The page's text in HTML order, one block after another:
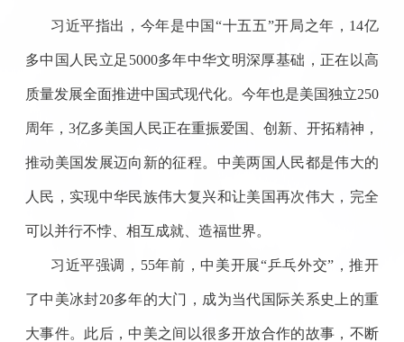
习近平指出，今年是中国“十五五”开局之年，14亿
多中国人民立足5000多年中华文明深厚基础，正在以高
质量发展全面推进中国式现代化。今年也是美国独立250
周年，3亿多美国人民正在重振爱国、创新、开拓精神，
推动美国发展迈向新的征程。中美两国人民都是伟大的
人民，实现中华民族伟大复兴和让美国再次伟大，完全
可以并行不悖、相互成就、造福世界。
习近平强调，55年前，中美开展“乒乓外交”，推开
了中美冰封20多年的大门，成为当代国际关系史上的重
大事件。此后，中美之间以很多开放合作的故事，不断